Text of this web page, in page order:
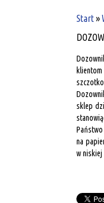
Start»
sklep
na
w niskiej